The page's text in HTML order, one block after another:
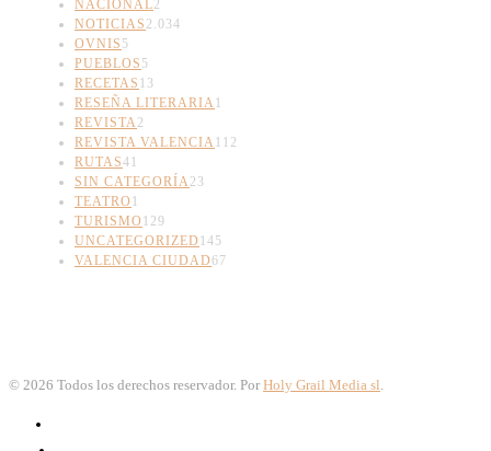
NACIONAL2
NOTICIAS 2.034
OVNIS 5
PUEBLOS 5
RECETAS 13
RESEÑA LITERARIA1
REVISTA2
REVISTA VALENCIA112
RUTAS41
SIN CATEGORÍA23
TEATRO 1
TURISMO 129
UNCATEGORIZED 145
VALENCIA CIUDAD67
© 2026 Todos los derechos reservador. Por Holy Grail Media sl